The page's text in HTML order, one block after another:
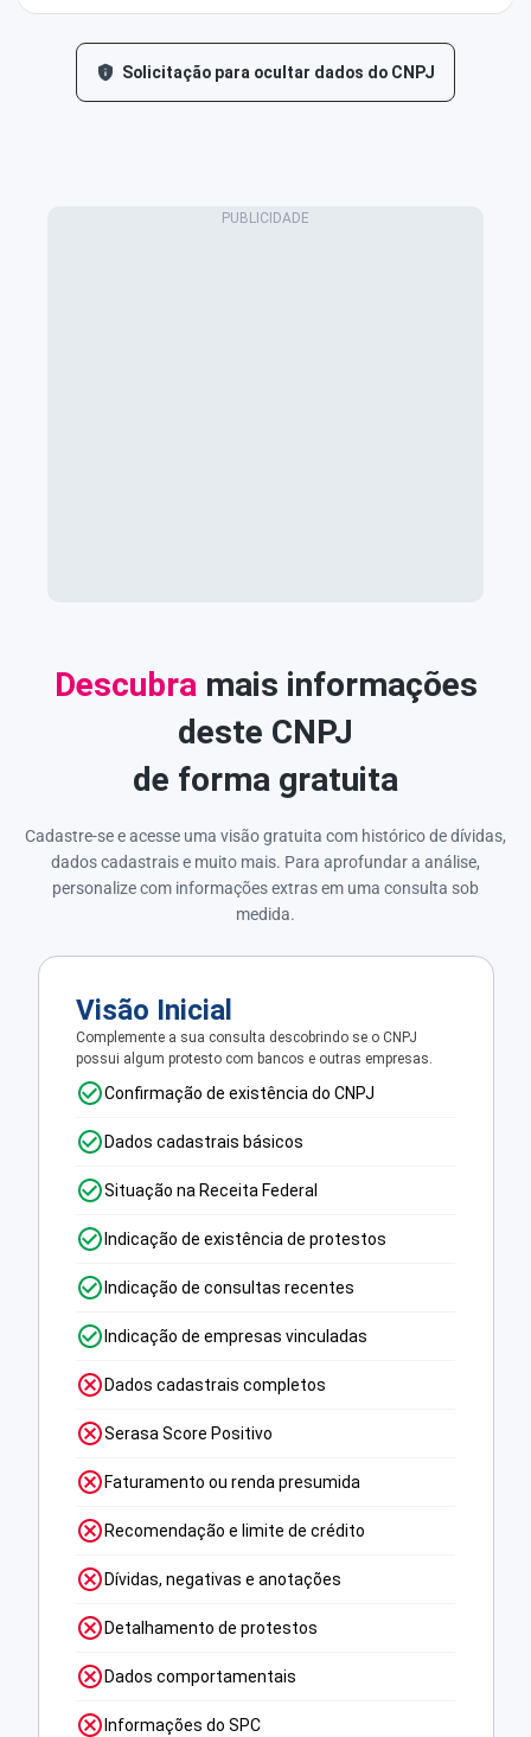
Solicitação para ocultar dados do CNPJ
Descubra mais informações
deste CNPJ
de forma gratuita
Cadastre-se e acesse uma visão gratuita com histórico de dívidas,
dados cadastrais e muito mais. Para aprofundar a análise,
personalize com informações extras em uma consulta sob
medida.
Visão Inicial
Complemente a sua consulta descobrindo se o CNPJ
possui algum protesto com bancos e outras empresas.
Confirmação de existência do CNPJ
Dados cadastrais básicos
Situação na Receita Federal
Indicação de existência de protestos
Indicação de consultas recentes
Indicação de empresas vinculadas
Dados cadastrais completos
Serasa Score Positivo
Faturamento ou renda presumida
Recomendação e limite de crédito
Dívidas, negativas e anotações
Detalhamento de protestos
Dados comportamentais
Informações do SPC